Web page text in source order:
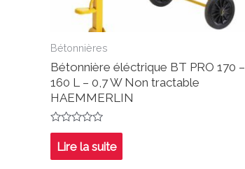
Bétonnières
Bétonnière éléctrique BT PRO 170 –
160 L – 0,7 W Non tractable
HAEMMERLIN
Note
sur
5
Lire la suite